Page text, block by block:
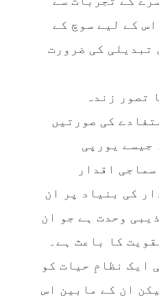
کے لیے سوچ کے
تبدیلی کی ضرورت
تصور زندہ
کی صورتیں
جیسے یورپی
اقدار
کی بنیاد پر ان
وحدت ہے جو ان
کا باعث ہے۔
ایک نظامِ حیات کو
ان کے مابین اس